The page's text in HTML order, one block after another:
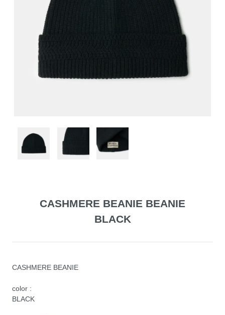
CASHMERE BEANIE BEANIE
BLACK
CASHMERE BEANIE
color :
BLACK